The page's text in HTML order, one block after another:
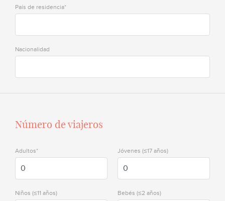
País de residencia*
Nacionalidad
Número de viajeros
Adultos* Jóvenes (≤17 años)
Niños (≤11 años) Bebés (≤2 años)